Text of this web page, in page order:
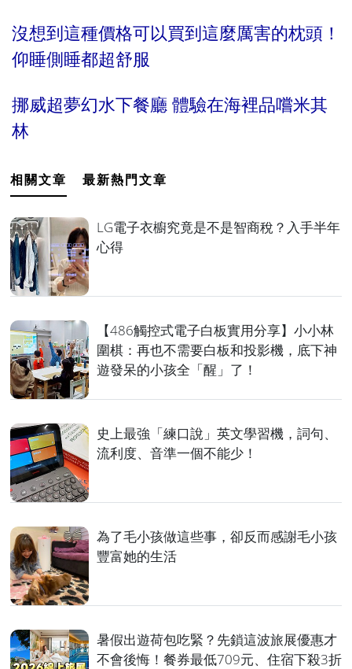
沒想到這種價格可以買到這麼厲害的枕頭！
仰睡側睡都超舒服
挪威超夢幻水下餐廳 體驗在海裡品嚐米其
林
相關文章 最新熱門文章
LG電子衣櫥究竟是不是智商稅？入手半年
心得
​​​​​​​【486觸控式電子白板實用分享】小小林
圍棋：再也不需要白板和投影機，底下神
遊發呆的小孩全「醒」了！
史上最強「練口說」英文學習機，詞句、
流利度、音準一個不能少！
為了毛小孩做這些事，卻反而感謝毛小孩
豐富她的生活
暑假出遊荷包吃緊？先鎖這波旅展優惠才
不會後悔！餐券最低709元、住宿下殺3折